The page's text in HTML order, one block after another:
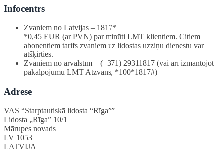
Infocentrs
Zvaniem no Latvijas – 1817*
*0,45 EUR (ar PVN) par minūti LMT klientiem. Citiem
abonentiem tarifs zvaniem uz lidostas uzziņu dienestu var
atšķirties.
Zvaniem no ārvalstīm – (+371) 29311817 (vai arī izmantojot
pakalpojumu LMT Atzvans, *100*1817#)
Adrese
VAS “Starptautiskā lidosta “Rīga””
Lidosta „Rīga” 10/1
Mārupes novads
LV 1053
LATVIJA